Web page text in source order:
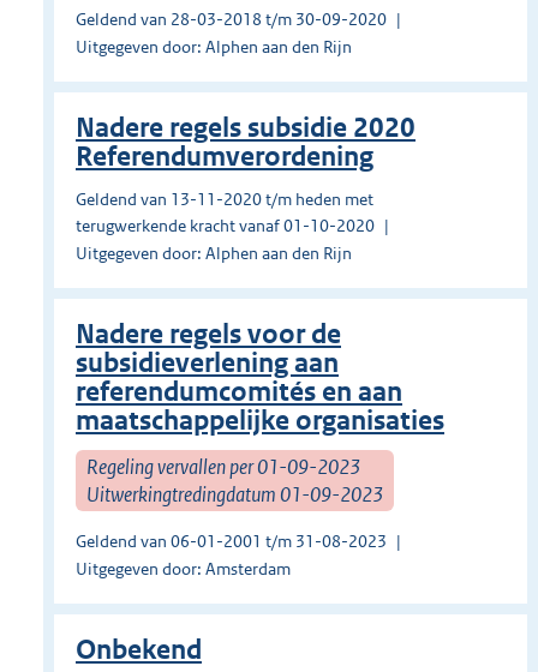
Geldend van 28-03-2018 t/m 30-09-2020
Uitgegeven door: Alphen aan den Rijn
Nadere regels subsidie 2020
Referendumverordening
Geldend van 13-11-2020 t/m heden met
terugwerkende kracht vanaf 01-10-2020
Uitgegeven door: Alphen aan den Rijn
Nadere regels voor de
subsidieverlening aan
referendumcomités en aan
maatschappelijke organisaties
Regeling vervallen per 01-09-2023
Uitwerkingtredingdatum 01-09-2023
Geldend van 06-01-2001 t/m 31-08-2023
Uitgegeven door: Amsterdam
Onbekend